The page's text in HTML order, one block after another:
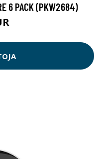
6 PACK (PKW2684)